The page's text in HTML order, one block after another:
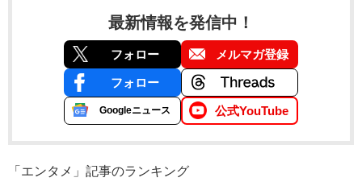
最新情報を発信中！
フォロー メルマガ登録
フォロー
Googleニュース 公式YouTube
「エンタメ」記事のランキング